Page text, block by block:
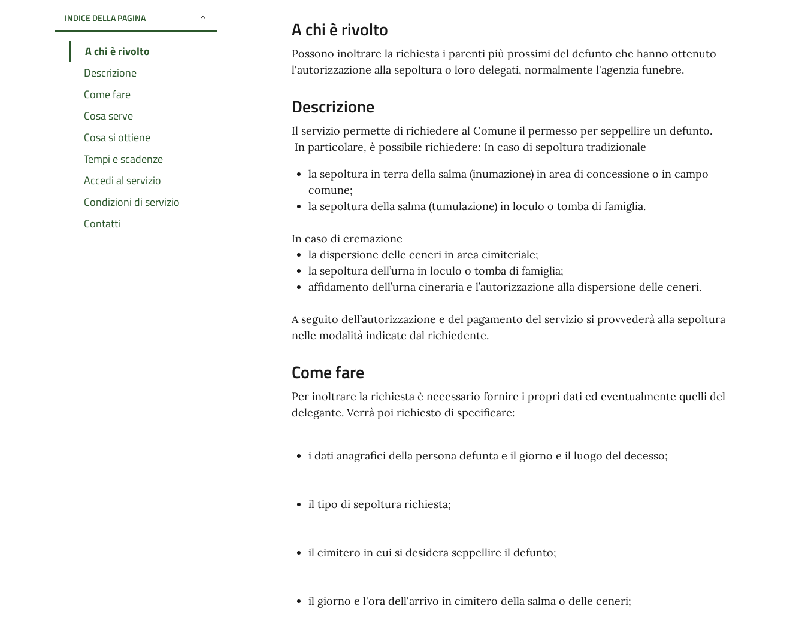
INDICE DELLA PAGINA
A chi è rivolto
Descrizione
Come fare
Cosa serve
Cosa si ottiene
Tempi e scadenze
Accedi al servizio
Condizioni di servizio
Contatti
A chi è rivolto
Possono inoltrare la richiesta i parenti più prossimi del defunto che hanno ottenuto
l'autorizzazione alla sepoltura o loro delegati, normalmente l'agenzia funebre.
Descrizione
Il servizio permette di richiedere al Comune il permesso per seppellire un defunto.
In particolare, è possibile richiedere: In caso di sepoltura tradizionale
la sepoltura in terra della salma (inumazione) in area di concessione o in campo
comune;
la sepoltura della salma (tumulazione) in loculo o tomba di famiglia.
In caso di cremazione
la dispersione delle ceneri in area cimiteriale;
la sepoltura dell’urna in loculo o tomba di famiglia;
affidamento dell’urna cineraria e l’autorizzazione alla dispersione delle ceneri.
A seguito dell’autorizzazione e del pagamento del servizio si provvederà alla sepoltura
nelle modalità indicate dal richiedente.
Come fare
Per inoltrare la richiesta è necessario fornire i propri dati ed eventualmente quelli del
delegante. Verrà poi richiesto di specificare:
i dati anagrafici della persona defunta e il giorno e il luogo del decesso;
il tipo di sepoltura richiesta;
il cimitero in cui si desidera seppellire il defunto;
il giorno e l'ora dell'arrivo in cimitero della salma o delle ceneri;